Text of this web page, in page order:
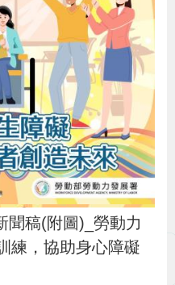
聞稿(附圖)_勞動力
練，協助身心障礙